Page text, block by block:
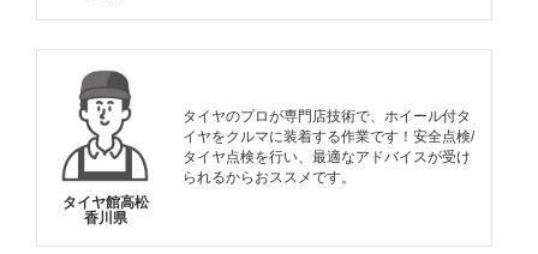
タイヤ館高松
香川県
タイヤのプロが専門店技術で、ホイール付タ
イヤをクルマに装着する作業です！安全点検/
タイヤ点検を行い、最適なアドバイスが受け
られるからおススメです。